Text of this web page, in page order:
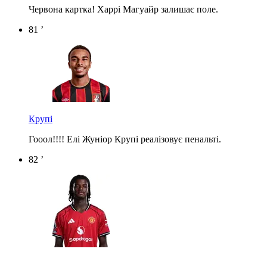
Червона картка! Харрі Магуайр залишає поле.
81 ’
Крупі
Гооол!!!! Елі Жуніор Крупі реалізовує пенальті.
82 ’